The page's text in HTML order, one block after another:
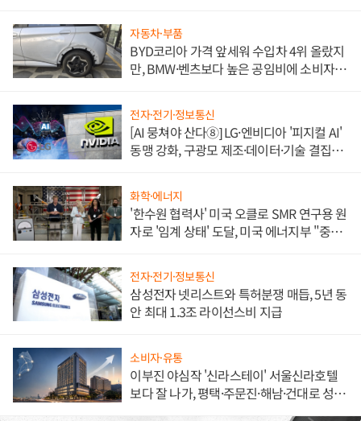
자동차·부품
BYD코리아 가격 앞세워 수입차 4위 올랐지
만, BMW·벤츠보다 높은 공임비에 소비자
전자·전기·정보통신
[AI 뭉쳐야 산다⑧] LG·엔비디아 '피지컬 AI'
동맹 강화, 구광모 제조·데이터·기술 결집
화학·에너지
'한수원 협력사' 미국 오클로 SMR 연구용 원
자로 '임계 상태' 도달, 미국 에너지부 "중요
전자·전기·정보통신
삼성전자 넷리스트와 특허분쟁 매듭, 5년 동
안 최대 1.3조 라이선스비 지급
소비자·유통
이부진 야심작 '신라스테이' 서울신라호텔
보다 잘 나가, 평택·주문진·해남·건대로 성